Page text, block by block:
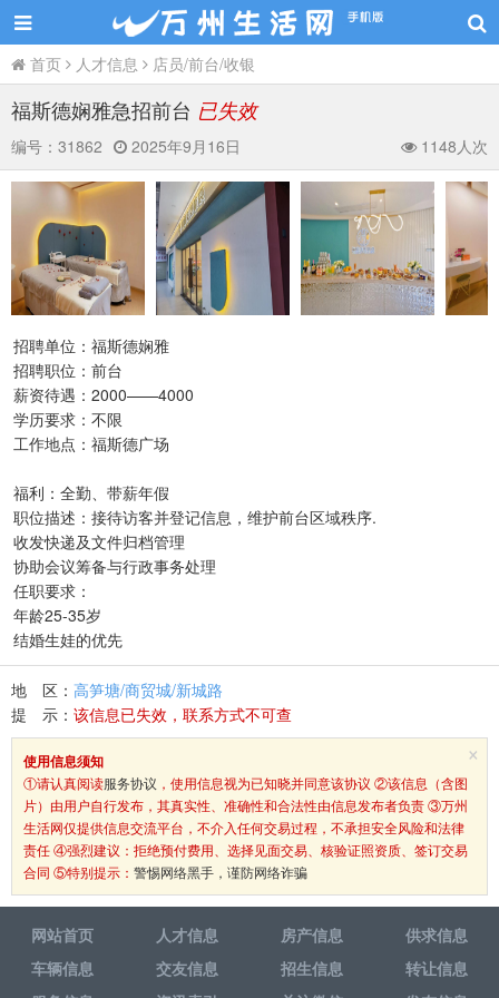
首页 人才信息 店员/前台/收银
福斯德娴雅急招前台 已失效
编号： 31862 2025年9月16日 1148人次
招聘单位：福斯德娴雅
招聘职位：前台
薪资待遇：2000——4000
学历要求：不限
工作地点：福斯德广场
福利：全勤、带薪年假
职位描述：接待访客并登记信息，维护前台区域秩序.
收发快递及文件归档管理
协助会议筹备与行政事务处理
任职要求：
年龄25-35岁
结婚生娃的优先
地 区： 高笋塘/商贸城/新城路
提 示： 该信息已失效，联系方式不可查
×
使用信息须知
①请认真阅读服务协议 ，使用信息视为已知晓并同意该协议 ②该信息（含图
片）由用户自行发布，其真实性、准确性和合法性由信息发布者负责 ③万州
生活网仅提供信息交流平台，不介入任何交易过程，不承担安全风险和法律
责任 ④强烈建议：拒绝预付费用、选择见面交易、核验证照资质、签订交易
合同 ⑤特别提示： 警惕网络黑手，谨防网络诈骗
网站首页 人才信息 房产信息
供求信息
车辆信息
交友信息 招生信息
转让信息